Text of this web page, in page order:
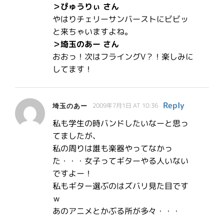
＞ぴゅうりぃ さん
やはりチェリーサンバーストにビビッ
と来ちゃいますよね。
＞埼玉のあー さん
おおっ！次はフライングV？！楽しみに
してます！
埼玉のあー 2009年7月1日 AT 10:36
Reply
私も学生の時バンドしたいなーと思っ
てましたが、
私の周りは誰も楽器やってなかっ
た・・・女子ってギターやる人いない
ですよー！
私もギター選ぶのはズバリ見た目です
ｗ
あのアニメとかぶる所が多々・・・